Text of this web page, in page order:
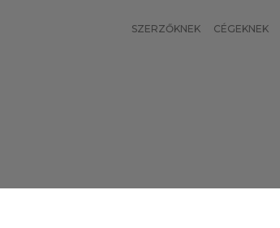
SZERZŐKNEK CÉGEKNEK